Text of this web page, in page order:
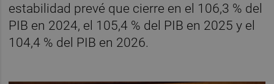
estabilidad prevé que cierre en el 106,3 % del
PIB en 2024, el 105,4 % del PIB en 2025 y el
104,4 % del PIB en 2026.